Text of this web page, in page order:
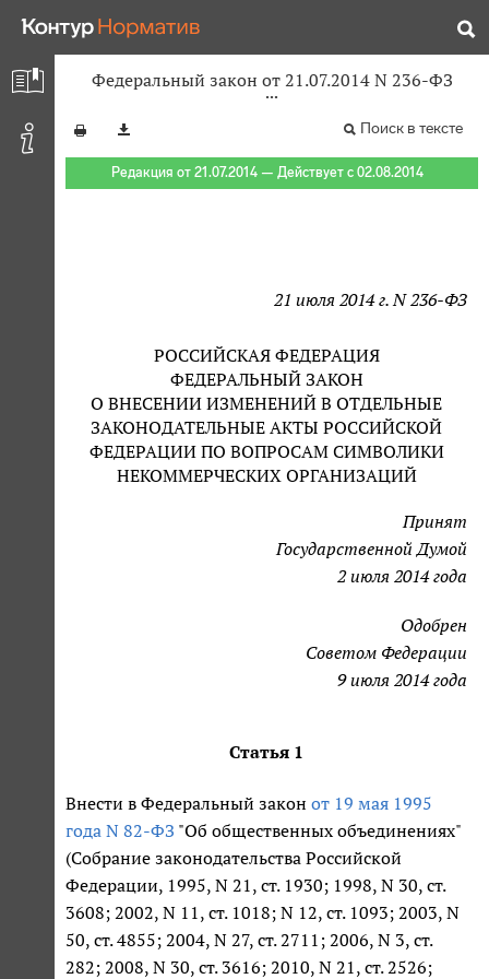
Федеральный закон от 21.07.2014 N 236-ФЗ
Поиск в тексте
Редакция от 21.07.2014 — Действует с 02.08.2014
21 июля 2014 г. N 236-ФЗ
РОССИЙСКАЯ ФЕДЕРАЦИЯ
ФЕДЕРАЛЬНЫЙ ЗАКОН
О ВНЕСЕНИИ ИЗМЕНЕНИЙ В ОТДЕЛЬНЫЕ
ЗАКОНОДАТЕЛЬНЫЕ АКТЫ РОССИЙСКОЙ
ФЕДЕРАЦИИ ПО ВОПРОСАМ СИМВОЛИКИ
НЕКОММЕРЧЕСКИХ ОРГАНИЗАЦИЙ
Принят
Государственной Думой
2 июля 2014 года
Одобрен
Советом Федерации
9 июля 2014 года
Статья 1
Внести в Федеральный закон от 19 мая 1995
года N 82-ФЗ "Об общественных объединениях"
(Собрание законодательства Российской
Федерации, 1995, N 21, ст. 1930; 1998, N 30, ст.
3608; 2002, N 11, ст. 1018; N 12, ст. 1093; 2003, N
50, ст. 4855; 2004, N 27, ст. 2711; 2006, N 3, ст.
282; 2008, N 30, ст. 3616; 2010, N 21, ст. 2526;